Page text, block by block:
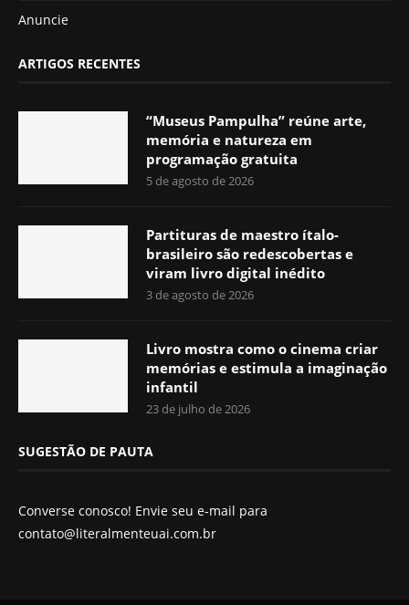
Anuncie
ARTIGOS RECENTES
“Museus Pampulha” reúne arte,
memória e natureza em
programação gratuita
5 de agosto de 2026
Partituras de maestro ítalo-
brasileiro são redescobertas e
viram livro digital inédito
3 de agosto de 2026
Livro mostra como o cinema criar
memórias e estimula a imaginação
infantil
23 de julho de 2026
SUGESTÃO DE PAUTA
Converse conosco! Envie seu e-mail para
contato@literalmenteuai.com.br